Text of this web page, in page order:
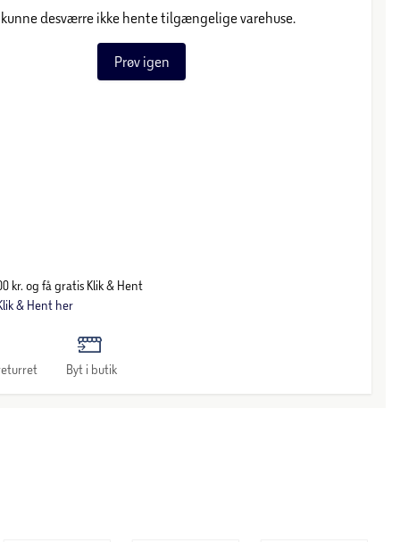
kunne desværre ikke hente tilgængelige varehuse.
Prøv igen
kr. og få gratis Klik & Hent
& Hent her
Byt i butik